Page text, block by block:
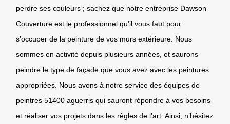
perdre ses couleurs ; sachez que notre entreprise Dawson
Couverture est le professionnel qu’il vous faut pour
s’occuper de la peinture de vos murs extérieure. Nous
sommes en activité depuis plusieurs années, et saurons
peindre le type de façade que vous avez avec les peintures
appropriées. Nous avons à notre service des équipes de
peintres 51400 aguerris qui sauront répondre à vos besoins
et réaliser vos projets dans les règles de l’art. Ainsi, n’hésitez